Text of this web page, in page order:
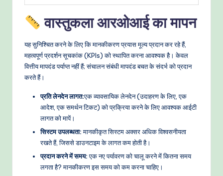
वास्तुकला आरओआई का मापन
यह सुनिश्चित करने के लिए कि मानकीकरण प्रयास मूल्य प्रदान कर रहे हैं,
महत्वपूर्ण प्रदर्शन सूचकांक (KPIs) को स्थापित करना आवश्यक है। केवल
वित्तीय मापदंड पर्याप्त नहीं हैं; संचालन संबंधी मापदंड बचत के संदर्भ को प्रदान
करते हैं।
प्रति लेनदेन लागत:एक व्यावसायिक लेनदेन (उदाहरण के लिए, एक
आदेश, एक समर्थन टिकट) को प्रक्रिया करने के लिए आवश्यक आईटी
लागत को मापें।
सिस्टम उपलब्धता:मानकीकृत सिस्टम अक्सर अधिक विश्वसनीयता
रखते हैं, जिससे डाउनटाइम के लागत कम होती है।
प्रदान करने में समय:एक नए पर्यावरण को चालू करने में कितना समय
लगता है? मानकीकरण इस समय को कम करना चाहिए।